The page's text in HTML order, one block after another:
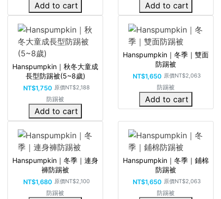
Add to cart Add to cart
Hanspumpkin｜秋冬大童成
長型防踢被(5~8歲)
NT$1,750 原價NT$2,188
防踢被
Add to cart
Hanspumpkin｜冬季｜雙面
防踢被
NT$1,650 原價NT$2,063
防踢被
Add to cart
Hanspumpkin｜冬季｜連身
褲防踢被
NT$1,680 原價NT$2,100
防踢被
Hanspumpkin｜冬季｜鋪棉
防踢被
NT$1,650 原價NT$2,063
防踢被